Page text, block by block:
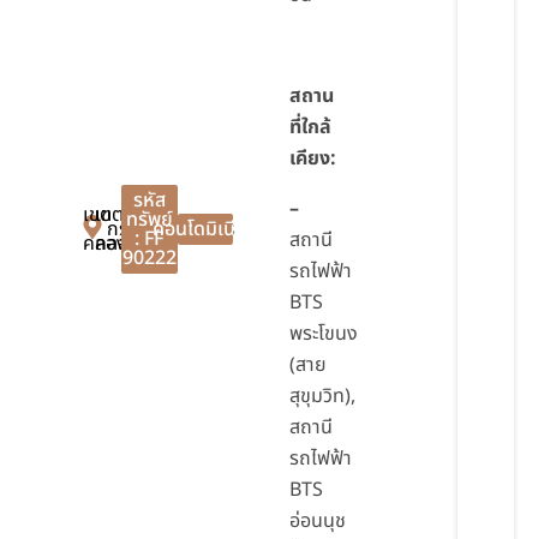
เขต
คลองเตย
เขต
คลองเตย
กรุงเทพมหานคร
รหัส
ทรัพย์
: FF
90222
คอนโดมิเนียม
สถาน
ที่ใกล้
เคียง:
–
สถานี
รถไฟฟ้า
BTS
พระโขนง
(สาย
สุขุมวิท),
สถานี
รถไฟฟ้า
BTS
อ่อนนุช